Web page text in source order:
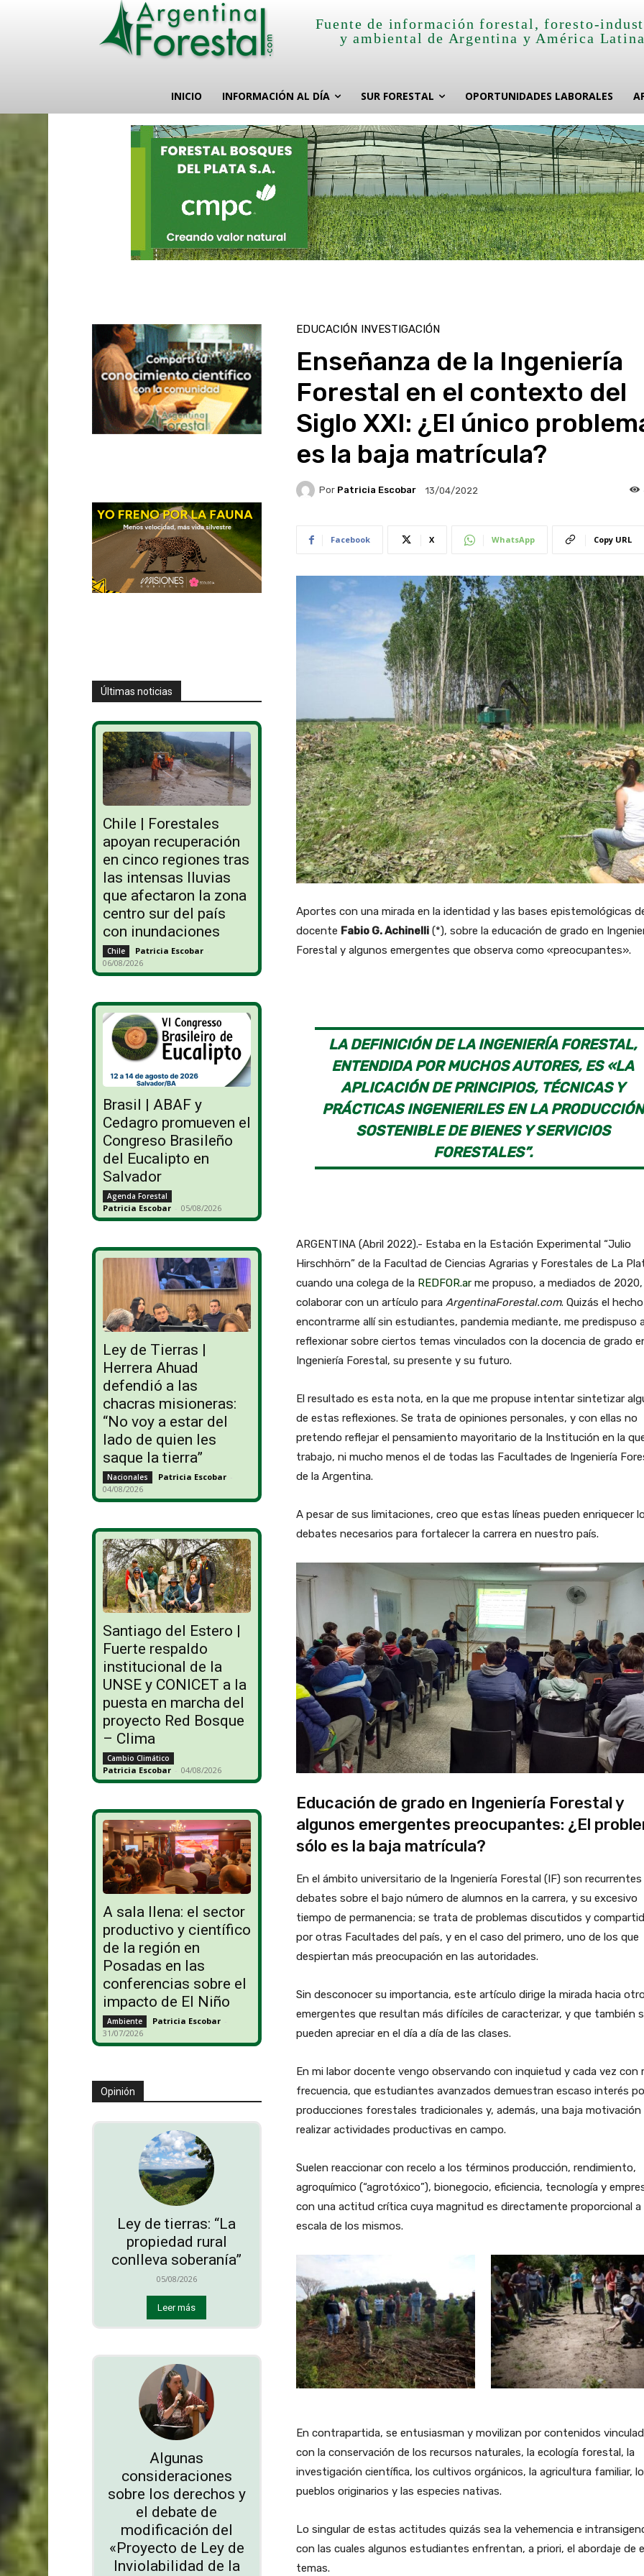
Fuente de información forestal, foresto-
y ambiental de Argentina y América
INICIO INFORMACIÓN AL DÍA SUR FORESTAL OPORTUNIDADES LABORALES
Últimas noticias
Chile | Forestales
apoyan recuperación
en cinco regiones tras
las intensas lluvias
que afectaron la zona
centro sur del país
con inundaciones
Chile Patricia Escobar -
06/08/2026
Brasil | ABAF y
Cedagro promueven el
Congreso Brasileño
del Eucalipto en
Salvador
Agenda Forestal
Patricia Escobar - 05/08/2026
Ley de Tierras |
Herrera Ahuad
defendió a las
chacras misioneras:
“No voy a estar del
lado de quien les
saque la tierra”
Nacionales Patricia Escobar -
04/08/2026
Santiago del Estero |
Fuerte respaldo
institucional de la
UNSE y CONICET a la
puesta en marcha del
proyecto Red Bosque
– Clima
Cambio Climático
Patricia Escobar - 04/08/2026
A sala llena: el sector
productivo y científico
de la región en
Posadas en las
conferencias sobre el
impacto de El Niño
Ambiente Patricia Escobar -
31/07/2026
Opinión
Ley de tierras: “La
propiedad rural
conlleva soberanía”
05/08/2026
Leer más
Algunas
consideraciones
sobre los derechos y
el debate de
modificación del
«Proyecto de Ley de
Inviolabilidad de la
EDUCACIÓN INVESTIGACIÓN
Enseñanza de la Ingeniería
Forestal en el contexto del
Siglo XXI: ¿El único
es la baja matrícula?
Por Patricia Escobar 13/04/2022
Facebook X WhatsApp Copy URL
Aportes con una mirada en la identidad y las bases epistemológicas
docente Fabio G. Achinelli(*), sobre la educación de grado en
Forestal y algunos emergentes que observa como «preocupantes».
LA DEFINICIÓN DE LA INGENIERÍA FORESTAL,
ENTENDIDA POR MUCHOS AUTORES, ES «LA
APLICACIÓN DE PRINCIPIOS, TÉCNICAS Y
PRÁCTICAS INGENIERILES EN LA PRODUCCIÓN
SOSTENIBLE DE BIENES Y SERVICIOS
FORESTALES”.
ARGENTINA (Abril 2022).- Estaba en la Estación Experimental “Julio
Hirschhörn” de la Facultad de Ciencias Agrarias y Forestales de La
cuando una colega de la REDFOR.arme propuso, a mediados de 2020,
colaborar con un artículo para ArgentinaForestal.com. Quizás el
encontrarme allí sin estudiantes, pandemia mediante, me predispuso
reflexionar sobre ciertos temas vinculados con la docencia de grado
Ingeniería Forestal, su presente y su futuro.
El resultado es esta nota, en la que me propuse intentar sintetizar
de estas reflexiones. Se trata de opiniones personales, y con ellas no
pretendo reflejar el pensamiento mayoritario de la Institución en la
trabajo, ni mucho menos el de todas las Facultades de Ingeniería
de la Argentina.
A pesar de sus limitaciones, creo que estas líneas pueden enriquecer
debates necesarios para fortalecer la carrera en nuestro país.
Educación de grado en Ingeniería Forestal y
algunos emergentes preocupantes: ¿El
sólo es la baja matrícula?
En el ámbito universitario de la Ingeniería Forestal (IF) son
debates sobre el bajo número de alumnos en la carrera, y su excesivo
tiempo de permanencia; se trata de problemas discutidos y
por otras Facultades del país, y en el caso del primero, uno de los que
despiertan más preocupación en las autoridades.
Sin desconocer su importancia, este artículo dirige la mirada hacia
emergentes que resultan más difíciles de caracterizar, y que también
pueden apreciar en el día a día de las clases.
En mi labor docente vengo observando con inquietud y cada vez con
frecuencia, que estudiantes avanzados demuestran escaso interés
producciones forestales tradicionales y, además, una baja motivación
realizar actividades productivas en campo.
Suelen reaccionar con recelo a los términos producción, rendimiento,
agroquímico (“agrotóxico”), bionegocio, eficiencia, tecnología y
con una actitud crítica cuya magnitud es directamente proporcional a
escala de los mismos.
En contrapartida, se entusiasman y movilizan por contenidos
con la conservación de los recursos naturales, la ecología forestal, la
investigación científica, los cultivos orgánicos, la agricultura familiar,
pueblos originarios y las especies nativas.
Lo singular de estas actitudes quizás sea la vehemencia e
con las cuales algunos estudiantes enfrentan, a priori, el abordaje de
temas.